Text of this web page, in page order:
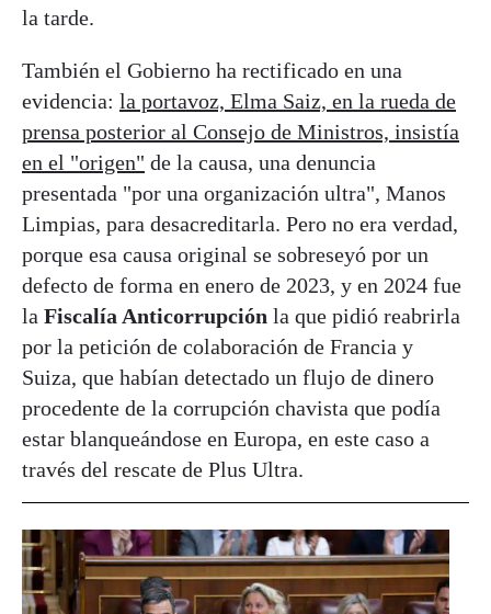
la tarde.
También el Gobierno ha rectificado en una
evidencia: la portavoz, Elma Saiz, en la rueda de
prensa posterior al Consejo de Ministros, insistía
en el "origen" de la causa, una denuncia
presentada "por una organización ultra", Manos
Limpias, para desacreditarla. Pero no era verdad,
porque esa causa original se sobreseyó por un
defecto de forma en enero de 2023, y en 2024 fue
la Fiscalía Anticorrupción la que pidió reabrirla
por la petición de colaboración de Francia y
Suiza, que habían detectado un flujo de dinero
procedente de la corrupción chavista que podía
estar blanqueándose en Europa, en este caso a
través del rescate de Plus Ultra.